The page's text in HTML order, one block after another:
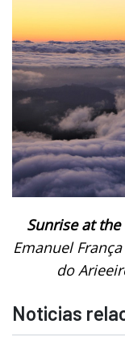
Sunrise at
Emanuel
do
Noticias